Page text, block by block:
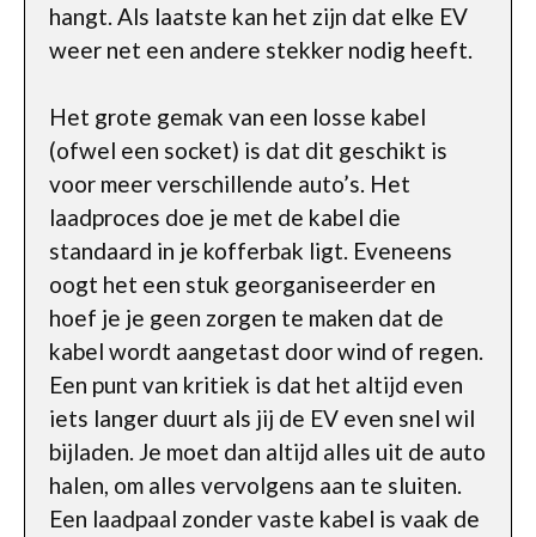
hangt. Als laatste kan het zijn dat elke EV
weer net een andere stekker nodig heeft.
Het grote gemak van een losse kabel
(ofwel een socket) is dat dit geschikt is
voor meer verschillende auto’s. Het
laadproces doe je met de kabel die
standaard in je kofferbak ligt. Eveneens
oogt het een stuk georganiseerder en
hoef je je geen zorgen te maken dat de
kabel wordt aangetast door wind of regen.
Een punt van kritiek is dat het altijd even
iets langer duurt als jij de EV even snel wil
bijladen. Je moet dan altijd alles uit de auto
halen, om alles vervolgens aan te sluiten.
Een laadpaal zonder vaste kabel is vaak de